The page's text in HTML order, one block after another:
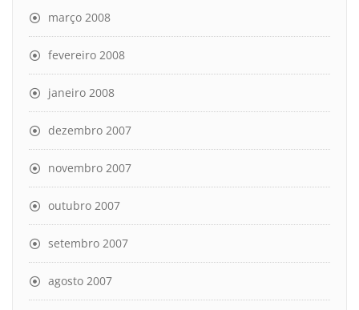
março 2008
fevereiro 2008
janeiro 2008
dezembro 2007
novembro 2007
outubro 2007
setembro 2007
agosto 2007